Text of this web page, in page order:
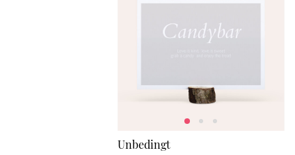
Unbedingt